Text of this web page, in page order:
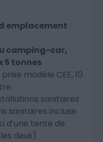
pour obtenir
activités et
à septembre
pour véhicules
en supplément)
emplacement
camping-car,
5 tonnes
modèle CEE, 10
sanitaires
sanitaires incluse
d’une tente de
deux)